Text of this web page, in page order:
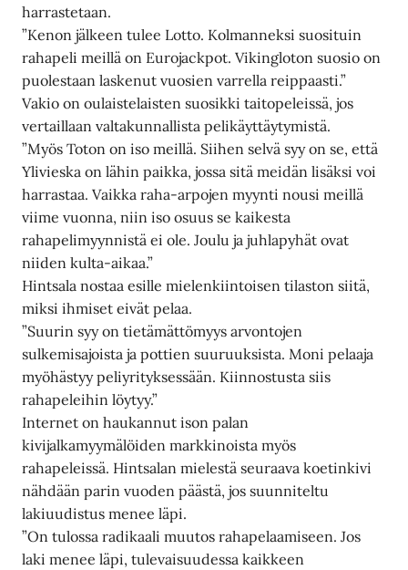
harrastetaan.
”Kenon jälkeen tulee Lotto. Kolmanneksi suosituin
rahapeli meillä on Eurojackpot. Vikingloton suosio on
puolestaan laskenut vuosien varrella reippaasti.”
Vakio on oulaistelaisten suosikki taitopeleissä, jos
vertaillaan valtakunnallista pelikäyttäytymistä.
”Myös Toton on iso meillä. Siihen selvä syy on se, että
Ylivieska on lähin paikka, jossa sitä meidän lisäksi voi
harrastaa. Vaikka raha-arpojen myynti nousi meillä
viime vuonna, niin iso osuus se kaikesta
rahapelimyynnistä ei ole. Joulu ja juhlapyhät ovat
niiden kulta-aikaa.”
Hintsala nostaa esille mielenkiintoisen tilaston siitä,
miksi ihmiset eivät pelaa.
”Suurin syy on tietämättömyys arvontojen
sulkemisajoista ja pottien suuruuksista. Moni pelaaja
myöhästyy peliyrityksessään. Kiinnostusta siis
rahapeleihin löytyy.”
Internet on haukannut ison palan
kivijalkamyymälöiden markkinoista myös
rahapeleissä. Hintsalan mielestä seuraava koetinkivi
nähdään parin vuoden päästä, jos suunniteltu
lakiuudistus menee läpi.
”On tulossa radikaali muutos rahapelaamiseen. Jos
laki menee läpi, tulevaisuudessa kaikkeen